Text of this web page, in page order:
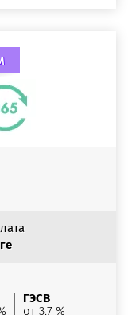
ГЭСВ
от 3.7 %